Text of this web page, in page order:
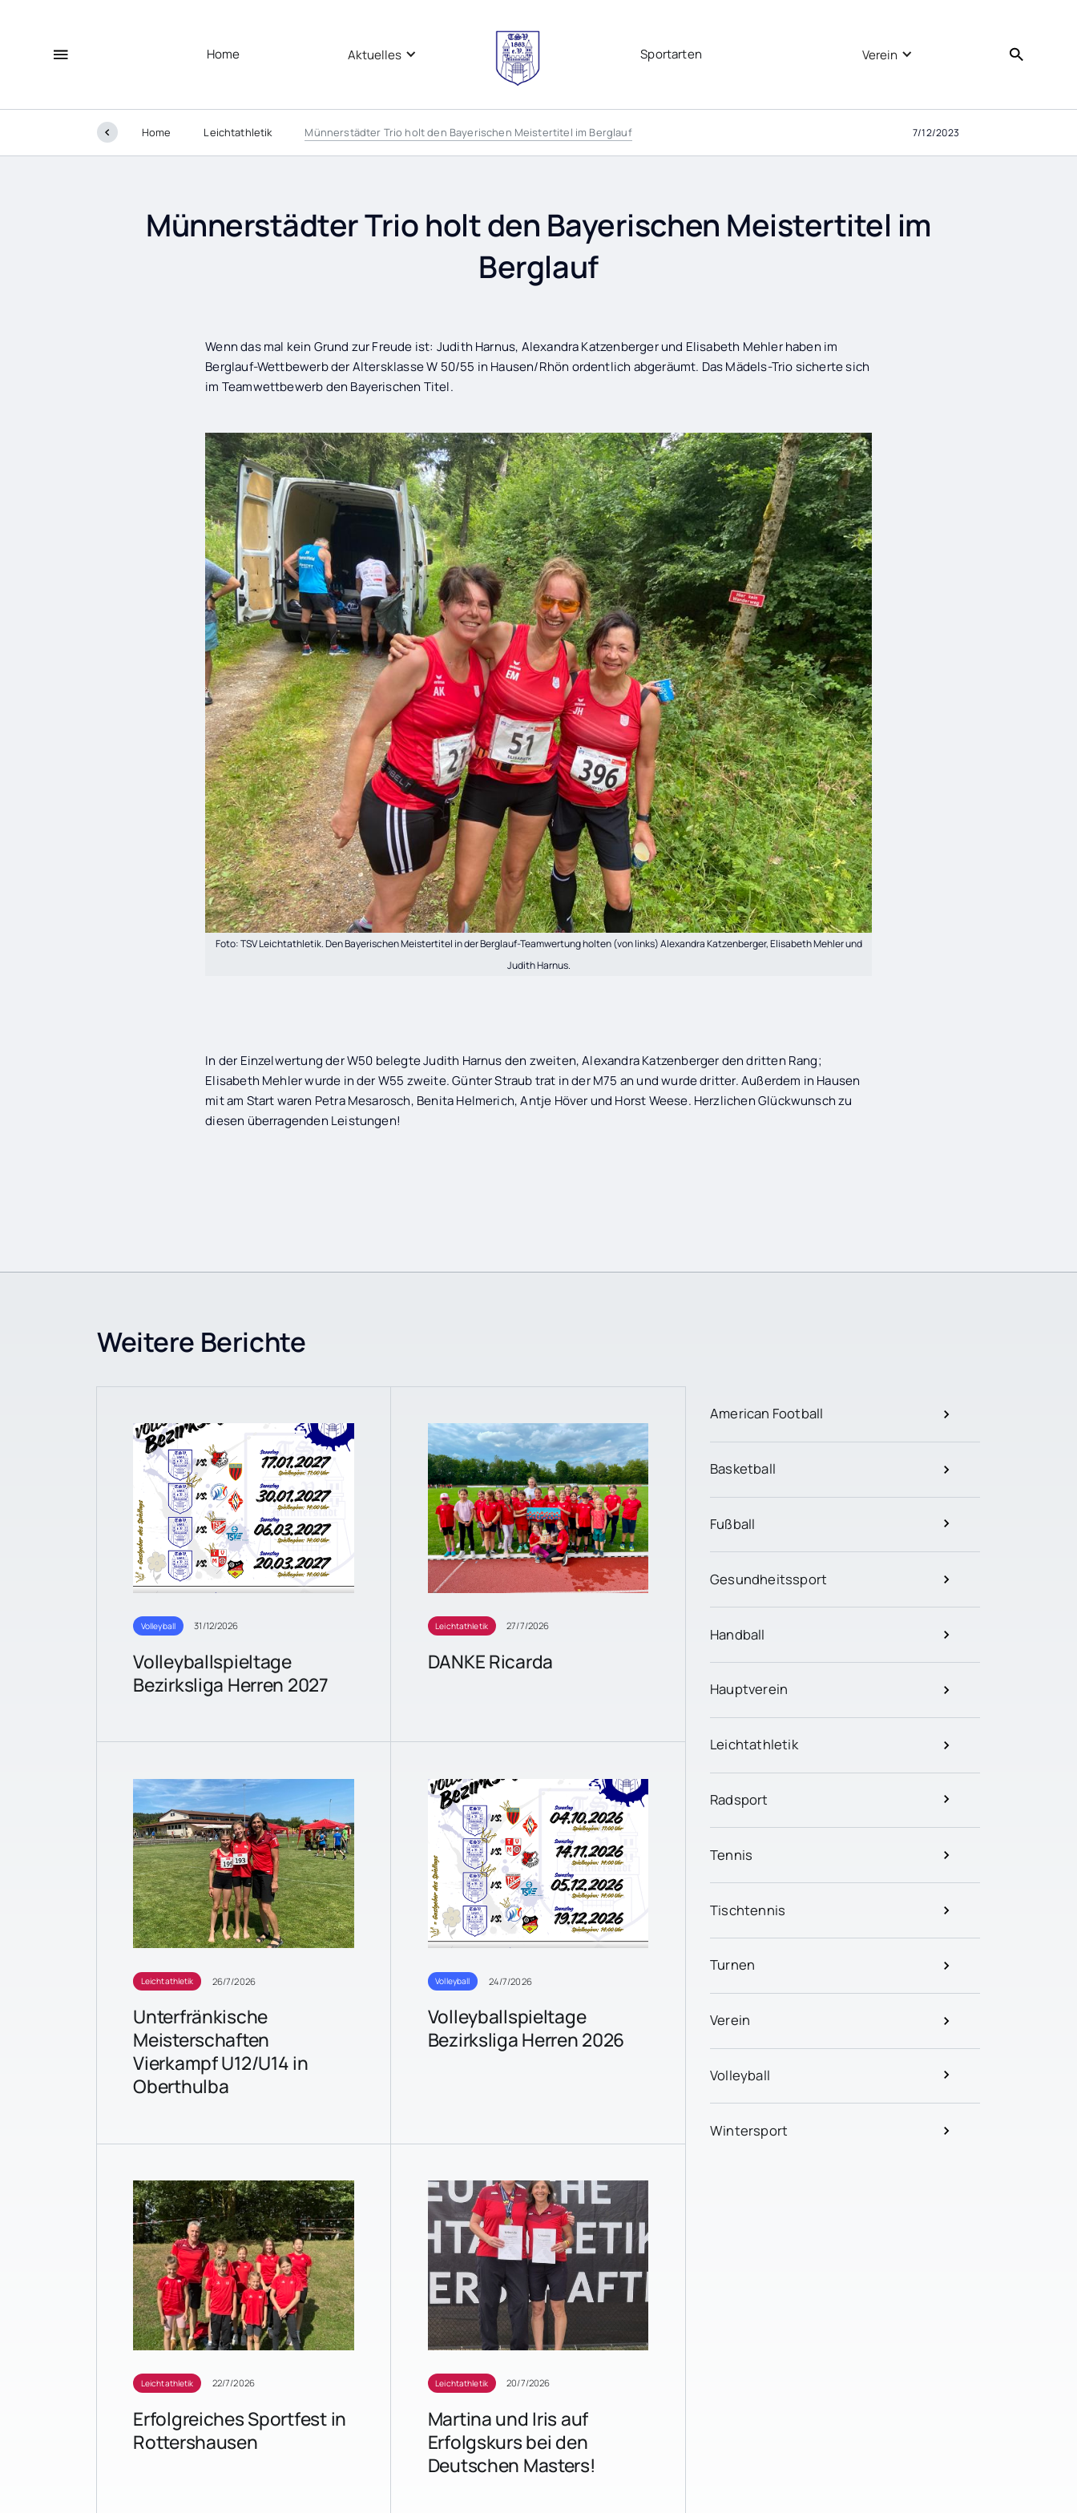
Home Aktuelles Sportarten Verein
Home Leichtathletik Münnerstädter Trio holt den Bayerischen Meistertitel im Berglauf 7/12/2023
Münnerstädter Trio holt den Bayerischen Meistertitel im
Berglauf
Wenn das mal kein Grund zur Freude ist: Judith Harnus, Alexandra Katzenberger und Elisabeth Mehler haben im
Berglauf-Wettbewerb der Altersklasse W 50/55 in Hausen/Rhön ordentlich abgeräumt. Das Mädels-Trio sicherte sich
im Teamwettbewerb den Bayerischen Titel.
Foto: TSV Leichtathletik. Den Bayerischen Meistertitel in der Berglauf-Teamwertung holten (von links) Alexandra Katzenberger, Elisabeth Mehler und
Judith Harnus.
In der Einzelwertung der W50 belegte Judith Harnus den zweiten, Alexandra Katzenberger den dritten Rang;
Elisabeth Mehler wurde in der W55 zweite. Günter Straub trat in der M75 an und wurde dritter. Außerdem in Hausen
mit am Start waren Petra Mesarosch, Benita Helmerich, Antje Höver und Horst Weese. Herzlichen Glückwunsch zu
diesen überragenden Leistungen!
Weitere Berichte
Volleyball 31/12/2026
Volleyballspieltage
Bezirksliga Herren 2027
Leichtathletik 27/7/2026
DANKE Ricarda
Leichtathletik 26/7/2026
Unterfränkische
Meisterschaften
Vierkampf U12/U14 in
Oberthulba
Volleyball 24/7/2026
Volleyballspieltage
Bezirksliga Herren 2026
Leichtathletik 22/7/2026
Erfolgreiches Sportfest in
Rottershausen
Leichtathletik 20/7/2026
Martina und Iris auf
Erfolgskurs bei den
Deutschen Masters!
American Football
Basketball
Fußball
Gesundheitssport
Handball
Hauptverein
Leichtathletik
Radsport
Tennis
Tischtennis
Turnen
Verein
Volleyball
Wintersport